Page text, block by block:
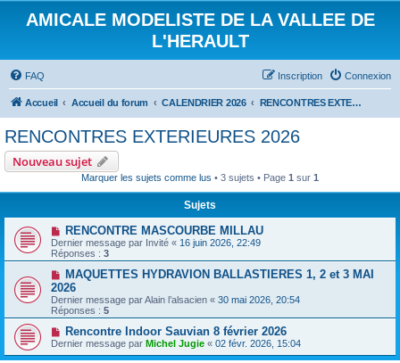
AMICALE MODELISTE DE LA VALLEE DE
L'HERAULT
FAQ Connexion
Inscription
Accueil Accueil du forum CALENDRIER 2026 RENCONTRES EXTERIEURES 2026
RENCONTRES EXTERIEURES 2026
Nouveau sujet
Marquer les sujets comme lus • 3 sujets • Page 1 sur 1
Sujets
RENCONTRE MASCOURBE MILLAU
Dernier message par Invité « 16 juin 2026, 22:49
Réponses : 3
MAQUETTES HYDRAVION BALLASTIERES 1, 2 et 3 MAI
2026
Dernier message parAlain l’alsacien « 30 mai 2026, 20:54
Réponses : 5
Rencontre Indoor Sauvian 8 février 2026
Dernier message par Michel Jugie « 02 févr. 2026, 15:04